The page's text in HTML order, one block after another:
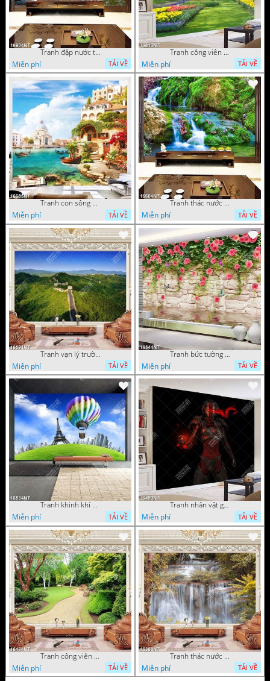
Tranh đập nước tràn
Miễn phí
TẢI VỀ
Tranh công viên có nhiều cây xanh và hoa nở
Miễn phí
TẢI VỀ
Tranh con sông xanh
Miễn phí
TẢI VỀ
Tranh thác nước thiên nhiên tuyệt đẹp 16604NT
Miễn phí
TẢI VỀ
Tranh vạn lý trường thành 16591NT
Miễn phí
TẢI VỀ
Tranh bức tường phủ hoa file gốc
Miễn phí
TẢI VỀ
Tranh khinh khí cầu
Miễn phí
TẢI VỀ
Tranh nhân vật game
Miễn phí
TẢI VỀ
Tranh công viên cây xanh 16434NT
Miễn phí
TẢI VỀ
Tranh thác nước hùng vỹ 16398NT
Miễn phí
TẢI VỀ